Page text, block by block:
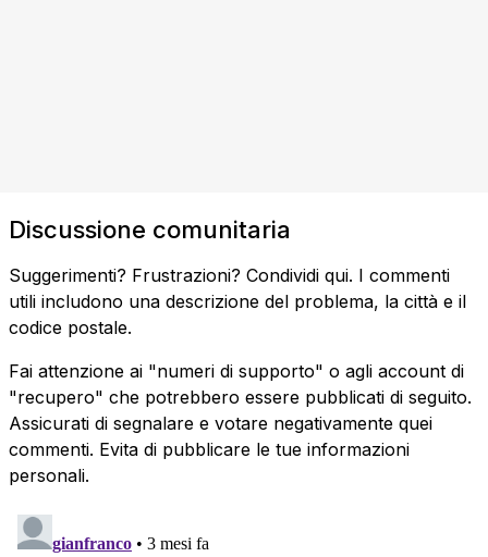
Discussione comunitaria
Suggerimenti? Frustrazioni? Condividi qui. I commenti
utili includono una descrizione del problema, la città e il
codice postale.
Fai attenzione ai "numeri di supporto" o agli account di
"recupero" che potrebbero essere pubblicati di seguito.
Assicurati di segnalare e votare negativamente quei
commenti. Evita di pubblicare le tue informazioni
personali.